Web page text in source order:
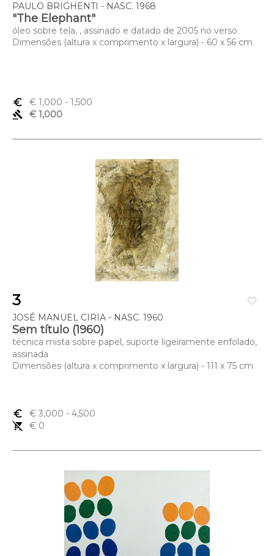
PAULO BRIGHENTI - NASC. 1968
"The Elephant"
óleo sobre tela, , assinado e datado de 2005 no verso
Dimensões (altura x comprimento x largura) - 60 x 56 cm
euro_symbol € 1,000 - 1,500
gavel
€ 1,000
favorite_border
3
JOSÉ MANUEL CIRIA - NASC. 1960
Sem título (1960)
técnica mista sobre papel, suporte ligeiramente enfolado,
assinada
Dimensões (altura x comprimento x largura) - 111 x 75 cm
euro_symbol € 3,000 - 4,500
remove_shopping_cart
€ 0